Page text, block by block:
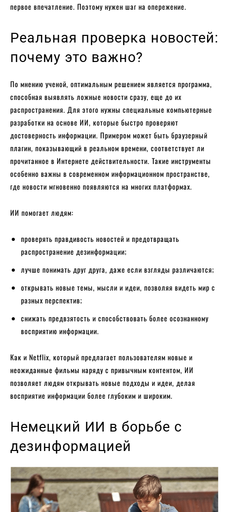
первое впечатление. Поэтому нужен шаг на опережение.
Реальная проверка новостей:
почему это важно?
По мнению ученой, оптимальным решением является программа,
способная выявлять ложные новости сразу, еще до их
распространения. Для этого нужны специальные компьютерные
разработки на основе ИИ, которые быстро проверяют
достоверность информации. Примером может быть браузерный
плагин, показывающий в реальном времени, соответствует ли
прочитанное в Интернете действительности. Такие инструменты
особенно важны в современном информационном пространстве,
где новости мгновенно появляются на многих платформах.
ИИ помогает людям:
проверять правдивость новостей и предотвращать
распространение дезинформации;
лучше понимать друг друга, даже если взгляды различаются;
открывать новые темы, мысли и идеи, позволяя видеть мир с
разных перспектив;
снижать предвзятость и способствовать более осознанному
восприятию информации.
Как и Netflix, который предлагает пользователям новые и
неожиданные фильмы наряду с привычным контентом, ИИ
позволяет людям открывать новые подходы и идеи, делая
восприятие информации более глубоким и широким.
Немецкий ИИ в борьбе с
дезинформацией